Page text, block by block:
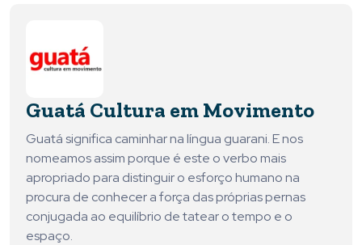
Guatá Cultura em Movimento
Guatá significa caminhar na língua guarani. E nos
nomeamos assim porque é este o verbo mais
apropriado para distinguir o esforço humano na
procura de conhecer a força das próprias pernas
conjugada ao equilíbrio de tatear o tempo e o
espaço.